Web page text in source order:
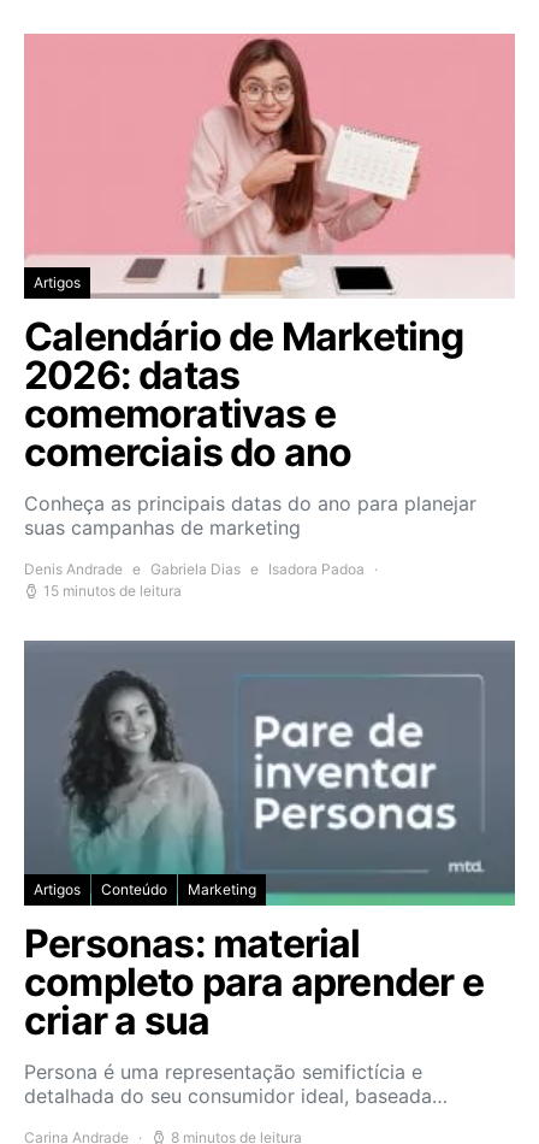
Artigos
Calendário de Marketing
2026: datas
comemorativas e
comerciais do ano
Conheça as principais datas do ano para planejar
suas campanhas de marketing
Denis Andrade e Gabriela Dias e Isadora Padoa
15 minutos de leitura
Artigos Conteúdo Marketing
Personas: material
completo para aprender e
criar a sua
Persona é uma representação semifictícia e
detalhada do seu consumidor ideal, baseada…
Carina Andrade 8 minutos de leitura